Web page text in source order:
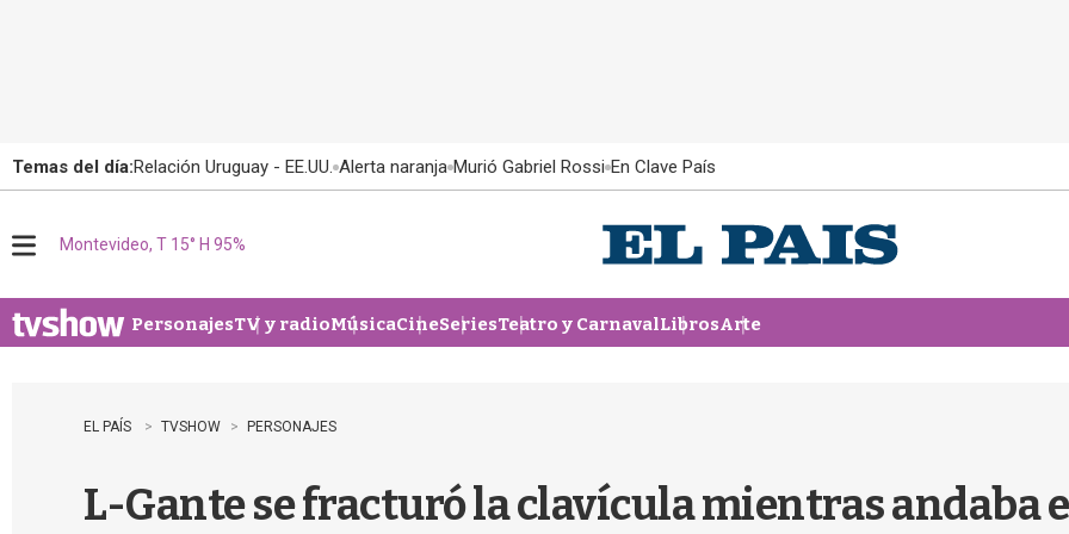
Temas del día:Relación Uruguay - EE.UU. Alerta naranja Murió Gabriel Rossi En Clave País
u
Montevideo, T 15° H 95%
PersonajesTV y radioMúsicaCineSeriesTeatro y CarnavalLibrosArte
EL PAÍS TVSHOW PERSONAJES
L-Gante se fracturó la clavícula mientras andaba